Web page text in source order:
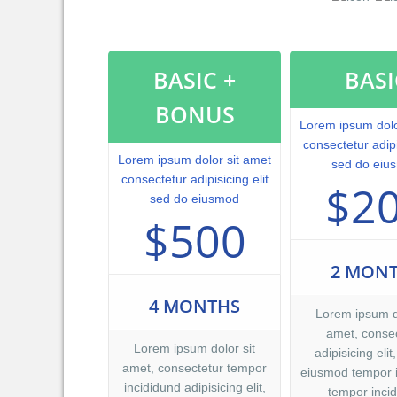
dolor in
qui blanditiis
mollitia animi, id
distinctio.
BASIC +
BONUS
Lorem ipsum dolor sit amet
consectetur adipisicing elit
sed do eiusmod
$500
4 MONTHS
Lorem ipsum dolor sit
amet, consectetur tempor
incididund adipisicing elit,
Lorem ipsum
consectetur
sed do
2
Lorem ipsum
amet,
adipisicing
eiusmod tempor
tempor